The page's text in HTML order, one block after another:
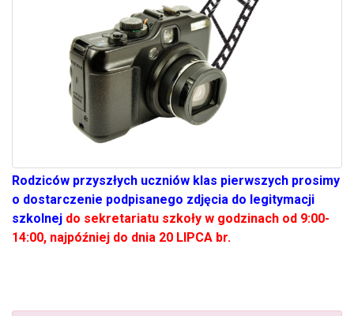
Rodziców przyszłych uczniów klas pierwszych prosimy
o dostarczenie podpisanego zdjęcia do legitymacji
szkolnej do sekretariatu szkoły w godzinach od 9:00-
14:00, najpóźniej do dnia 20 LIPCA br.